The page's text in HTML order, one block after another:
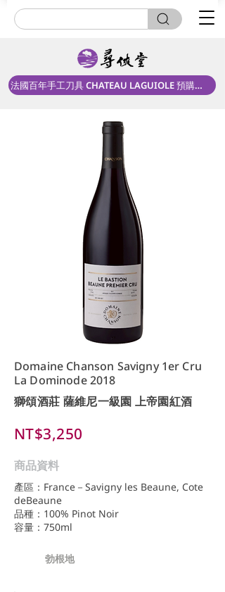
法國百年手工刀具 CHATEAU LAGUIOLE 預購中！
Domaine Chanson Savigny 1er Cru
La Dominode 2018
獅頌酒莊 薩維尼一級園 上帝園紅酒
NT$3,250
商品資料
產區：France－Savigny les Beaune, Cote
deBeaune
品種：100% Pinot Noir
容量：750ml
勃根地